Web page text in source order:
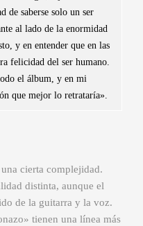
de saberse solo un ser
al lado de la enormidad
y en entender que en las
felicidad del ser humano.
el álbum, y en mi
que mejor lo retrataría».
cierta complejidad.
distinta, aunque el
de la guitarra y la voz.
tienen una línea más